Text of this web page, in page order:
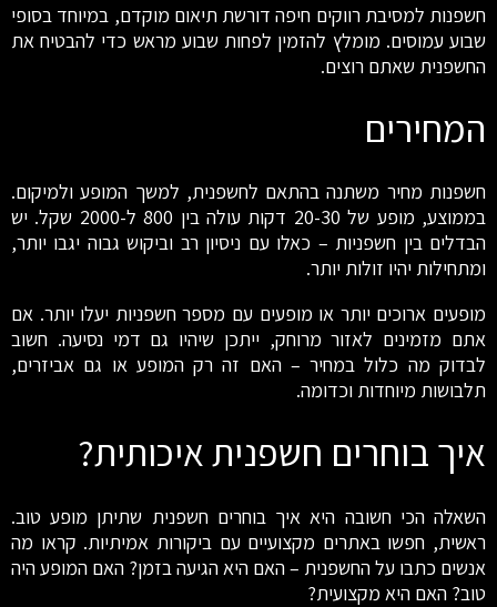
חשפנות למסיבת רווקים חיפה דורשת תיאום מוקדם, במיוחד בסופי
שבוע עמוסים. מומלץ להזמין לפחות שבוע מראש כדי להבטיח את
החשפנית שאתם רוצים.
המחירים
חשפנות מחיר משתנה בהתאם לחשפנית, למשך המופע ולמיקום.
בממוצע, מופע של 20-30 דקות עולה בין 800 ל-2000 שקל. יש
הבדלים בין חשפניות – כאלו עם ניסיון רב וביקוש גבוה יגבו יותר,
ומתחילות יהיו זולות יותר.
מופעים ארוכים יותר או מופעים עם מספר חשפניות יעלו יותר. אם
אתם מזמינים לאזור מרוחק, ייתכן שיהיו גם דמי נסיעה. חשוב
לבדוק מה כלול במחיר – האם זה רק המופע או גם אביזרים,
תלבושות מיוחדות וכדומה.
איך בוחרים חשפנית איכותית?
השאלה הכי חשובה היא איך בוחרים חשפנית שתיתן מופע טוב.
ראשית, חפשו באתרים מקצועיים עם ביקורות אמיתיות. קראו מה
אנשים כתבו על החשפנית – האם היא הגיעה בזמן? האם המופע היה
טוב? האם היא מקצועית?